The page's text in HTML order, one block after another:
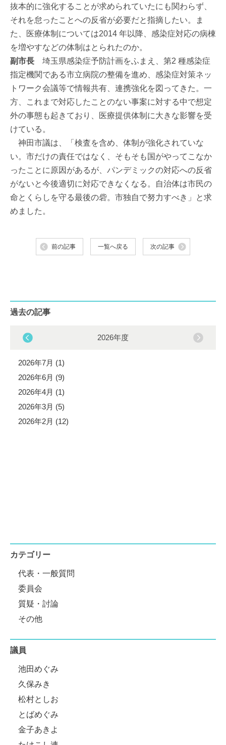
抜本的に強化することが求められていたにも関わらず、
それを怠ったことへの反省が必要だと指摘したい。ま
た、医療体制については2014 年以降、感染症対応の病棟
を増やすなどの体制はとられたのか。
副市長 埼玉県感染症予防計画をふまえ、第2 種感染症
指定機関である市立病院の整備を進め、感染症対策ネッ
トワーク会議等で情報共有、連携強化を図ってきた。一
方、これまで対応したことのない事案に対する中で想定
外の事態も起きており、医療提供体制に大きな影響を受
けている。
神田市議は、「検査を含め、体制が強化されていな
い。市だけの責任ではなく、そもそも国がやってこなか
ったことに原因があるが、パンデミックの対応への反省
がないと今後適切に対応できなくなる。自治体は市民の
命とくらしを守る最後の砦。市独自で努力すべき」と求
めました。
前の記事 一覧へ戻る 次の記事
過去の記事
2026年度
2026年7月 (1)
2026年6月 (9)
2026年4月 (1)
2026年3月 (5)
2026年2月 (12)
カテゴリー
代表・一般質問
委員会
質疑・討論
その他
議員
池田めぐみ
久保みき
松村としお
とばめぐみ
金子あきよ